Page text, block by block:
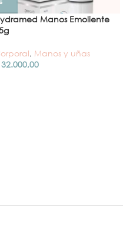
Manos Emoliente
, Manos y uñas
32.000,00